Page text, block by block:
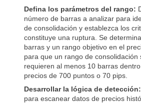
Defina los parámetros del rango:
número de barras a analizar para
de consolidación y establezca los
constituye una ruptura. Se
barras y un rango objetivo en el
para que un rango de consolidación
requieren al menos 10 barras
precios de 700 puntos o 70 pips.
Desarrollar la lógica de detección:
para escanear datos de precios